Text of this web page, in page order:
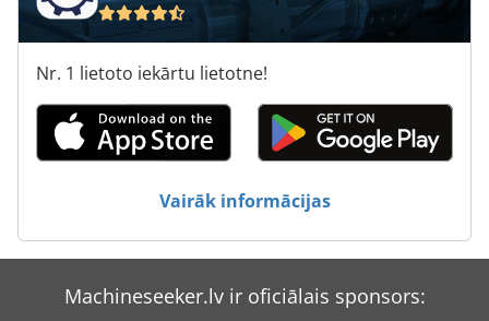
Hermle U 740
Ingersoll Rand 250
Kondia B 640
Swu 250
Vdf 250
Nr. 1 lietoto iekārtu lietotne!
Vairāk informācijas
Machineseeker.lv ir oficiālais sponsors: